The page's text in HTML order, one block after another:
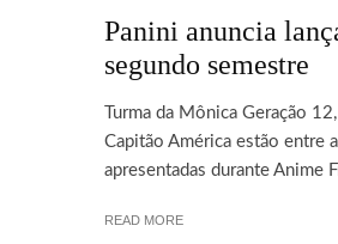
Panini anuncia
segundo semestre
Turma da Mônica Geração
Capitão América estão entre
apresentadas durante Anime
READ MORE